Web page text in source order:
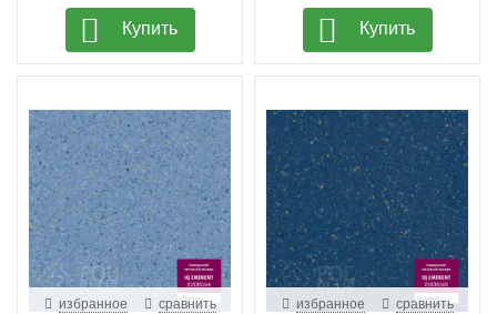
Купить Купить
избранное сравнить избранное сравнить